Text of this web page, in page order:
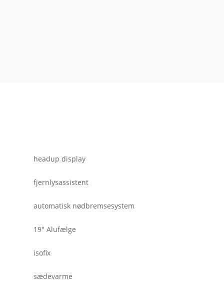
headup display
fjernlysassistent
automatisk nødbremsesystem
19" Alufælge
isofix
sædevarme